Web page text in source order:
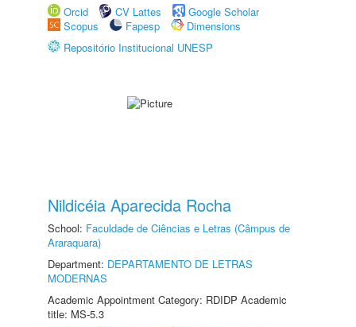
Orcid
CV Lattes
Google Scholar
Scopus
Fapesp
Dimensions
Repositório Institucional UNESP
Nildicéia Aparecida Rocha
School: Faculdade de Ciências e Letras (Câmpus de
Araraquara)
Department: DEPARTAMENTO DE LETRAS
MODERNAS
Academic Appointment Category: RDIDP Academic
title: MS-5.3